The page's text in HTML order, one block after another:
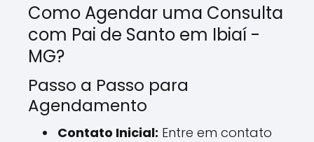
Como Agendar uma Consulta
com Pai de Santo em Ibiaí -
MG?
Passo a Passo para
Agendamento
Contato Inicial: Entre em contato